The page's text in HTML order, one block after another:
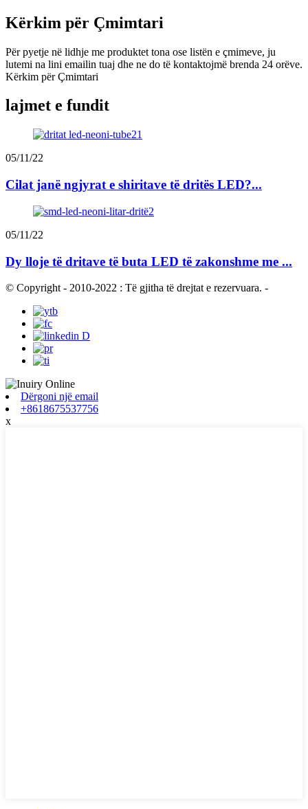
Kërkim për Çmimtari
Për pyetje në lidhje me produktet tona ose listën e çmimeve, ju
lutemi na lini emailin tuaj dhe ne do të kontaktojmë brenda 24 orëve.
Kërkim për Çmimtari
lajmet e fundit
05/11/22
Cilat janë ngjyrat e shiritave të dritës LED?...
05/11/22
Dy lloje të dritave të buta LED të zakonshme me ...
© Copyright - 2010-2022 : Të gjitha të drejtat e rezervuara. -
Dërgoni një email
+8618675537756
x